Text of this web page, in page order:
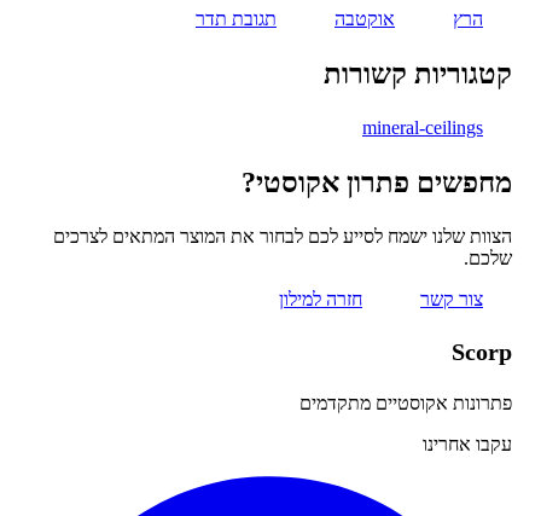
אוקטבה תגובת תדר
קשורות
mineral-ceilings
פתרון אקוסטי?
שלנו ישמח לסייע לכם לבחור את המוצר המתאים לצרכים
צור קשר
חזרה למילון
אקוסטיים מתקדמים
אחרינו